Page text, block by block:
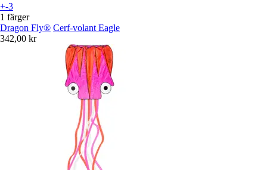
+-3
1 färger
Dragon Fly® Cerf-volant Eagle
342,00 kr